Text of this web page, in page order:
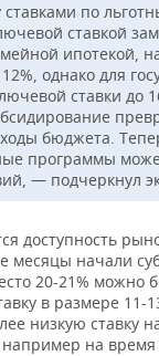
по
ставкой
ипотекой,
однако для
ставки до
бюджета.
программы
— подчеркнул
доступность
месяцы начали
20-21% можно
в размере 11-
низкую ставку
на время